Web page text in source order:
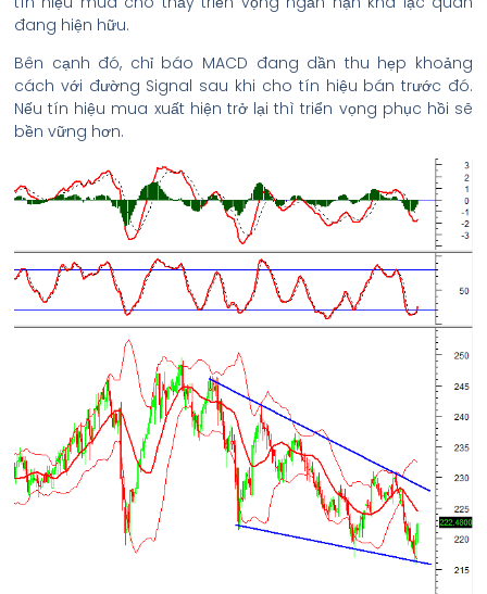
đang hiện hữu.
Bên cạnh đó, chỉ báo MACD đang dần thu hẹp khoảng
cách với đường Signal sau khi cho tín hiệu bán trước đó.
Nếu tín hiệu mua xuất hiện trở lại thì triển vọng phục hồi sẽ
bền vững hơn.